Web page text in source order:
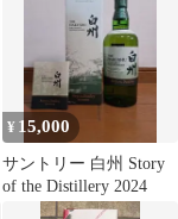
¥ 15,000
サントリー 白州 Story
of the Distillery 2024